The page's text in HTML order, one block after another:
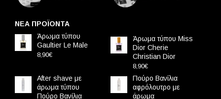
ΝΕΑ ΠΡΟΪΟΝΤΑ
Άρωμα τύπου
Gaultier Le Male
8,90€
Άρωμα τύπου Miss
Dior Cherie
Christian Dior
8,90€
After shave με
άρωμα τύπου
Πούρο Βανίλια
Πούρο Βανίλια
αφρόλουτρο με
άρωμα